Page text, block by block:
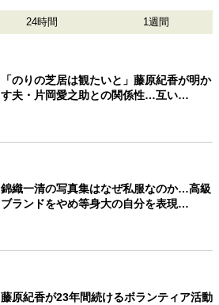
60代のネクストステージ
24時間 1週間
「のりの芝居は観たいと」藤原紀香が明か
す夫・片岡愛之助との関係性…互い…
錦織一清の写真集はなぜ私服なのか…高級
ブランドをやめ等身大の自分を表現…
藤原紀香が23年間続けるボランティア活動